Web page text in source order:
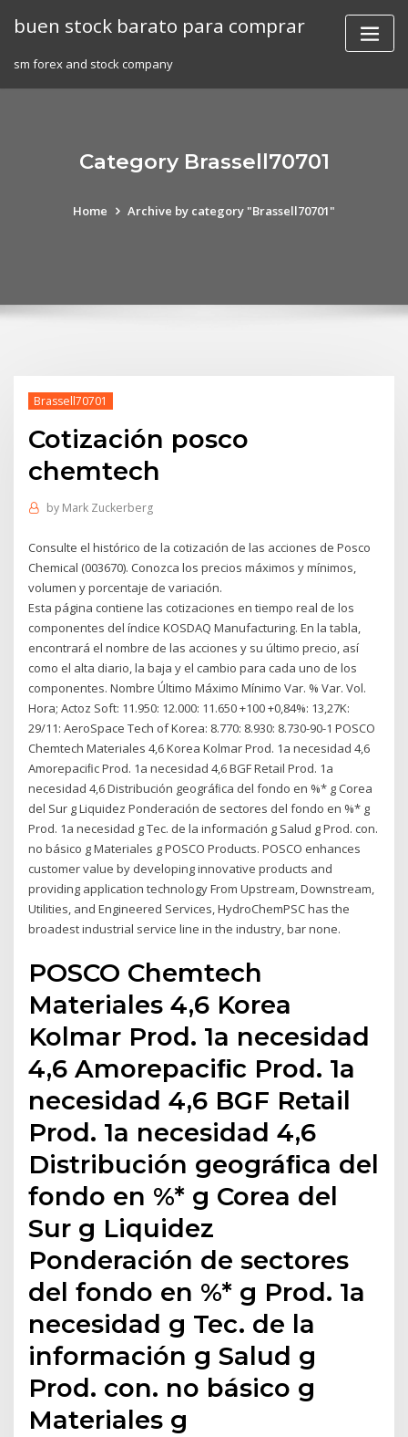
buen stock barato para comprar
sm forex and stock company
Category Brassell70701
Home Archive by category "Brassell70701"
Brassell70701
Cotización posco
chemtech
by Mark Zuckerberg
Consulte el histórico de la cotización de las acciones de Posco
Chemical (003670). Conozca los precios máximos y mínimos,
volumen y porcentaje de variación.
Esta página contiene las cotizaciones en tiempo real de los
componentes del índice KOSDAQ Manufacturing. En la tabla,
encontrará el nombre de las acciones y su último precio, así
como el alta diario, la baja y el cambio para cada uno de los
componentes. Nombre Último Máximo Mínimo Var. % Var. Vol.
Hora; Actoz Soft: 11.950: 12.000: 11.650 +100 +0,84%: 13,27K:
29/11: AeroSpace Tech of Korea: 8.770: 8.930: 8.730-90-1 POSCO
Chemtech Materiales 4,6 Korea Kolmar Prod. 1a necesidad 4,6
Amorepaciﬁc Prod. 1a necesidad 4,6 BGF Retail Prod. 1a
necesidad 4,6 Distribución geográﬁca del fondo en %* g Corea
del Sur g Liquidez Ponderación de sectores del fondo en %* g
Prod. 1a necesidad g Tec. de la información g Salud g Prod. con.
no básico g Materiales g POSCO Products. POSCO enhances
customer value by developing innovative products and
providing application technology From Upstream, Downstream,
Utilities, and Engineered Services, HydroChemPSC has the
broadest industrial service line in the industry, bar none.
POSCO Chemtech
Materiales 4,6 Korea
Kolmar Prod. 1a necesidad
4,6 Amorepaciﬁc Prod. 1a
necesidad 4,6 BGF Retail
Prod. 1a necesidad 4,6
Distribución geográﬁca del
fondo en %* g Corea del
Sur g Liquidez
Ponderación de sectores
del fondo en %* g Prod. 1a
necesidad g Tec. de la
información g Salud g
Prod. con. no básico g
Materiales g